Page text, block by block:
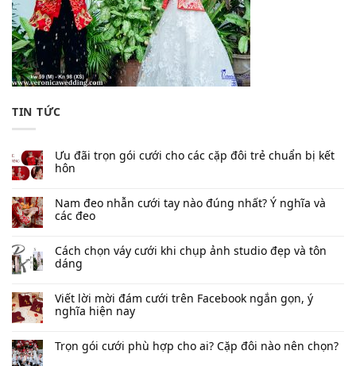
TIN TỨC
Ưu đãi trọn gói cưới cho các cặp đôi trẻ chuẩn bị kết
hôn
Nam đeo nhẫn cưới tay nào đúng nhất​? Ý nghĩa và
các đeo
Cách chọn váy cưới khi chụp ảnh studio đẹp và tôn
dáng
Viết lời mời đám cưới trên Facebook​ ngắn gọn, ý
nghĩa hiện nay
Trọn gói cưới phù hợp cho ai? Cặp đôi nào nên chọn?